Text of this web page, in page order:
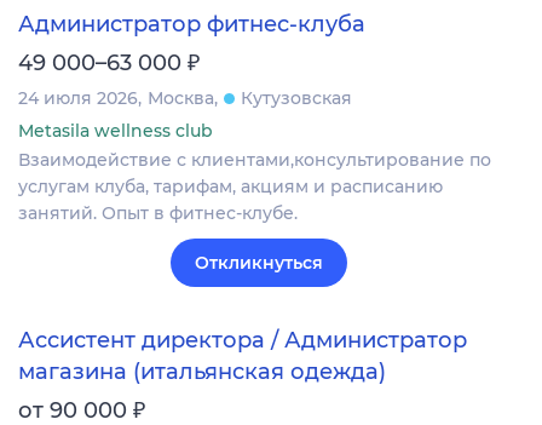
Администратор фитнес-клуба
49 000–63 000 ₽
24 июля 2026 Москва
Кутузовская
Metasila wellness club
Взаимодействие с клиентами,консультирование по
услугам клуба, тарифам, акциям и расписанию
занятий. Опыт в фитнес-клубе.
Откликнуться
Ассистент директора / Администратор
магазина (итальянская одежда)
от 90 000 ₽